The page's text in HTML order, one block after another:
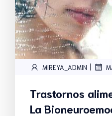
MIREYA_ADMIN |
Trastornos
La